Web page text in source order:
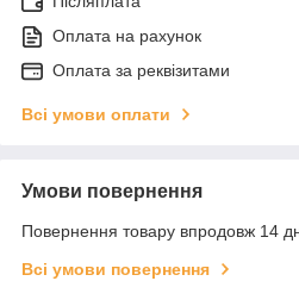
Оплата на рахунок
Оплата за реквізитами
Всі умови оплати
Умови повернення
Повернення товару впродовж 14
Всі умови повернення